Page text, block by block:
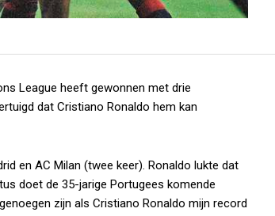
League heeft gewonnen met drie
dat Cristiano Ronaldo hem kan
en AC Milan (twee keer). Ronaldo lukte dat
doet de 35-jarige Portugees komende
zijn als Cristiano Ronaldo mijn record